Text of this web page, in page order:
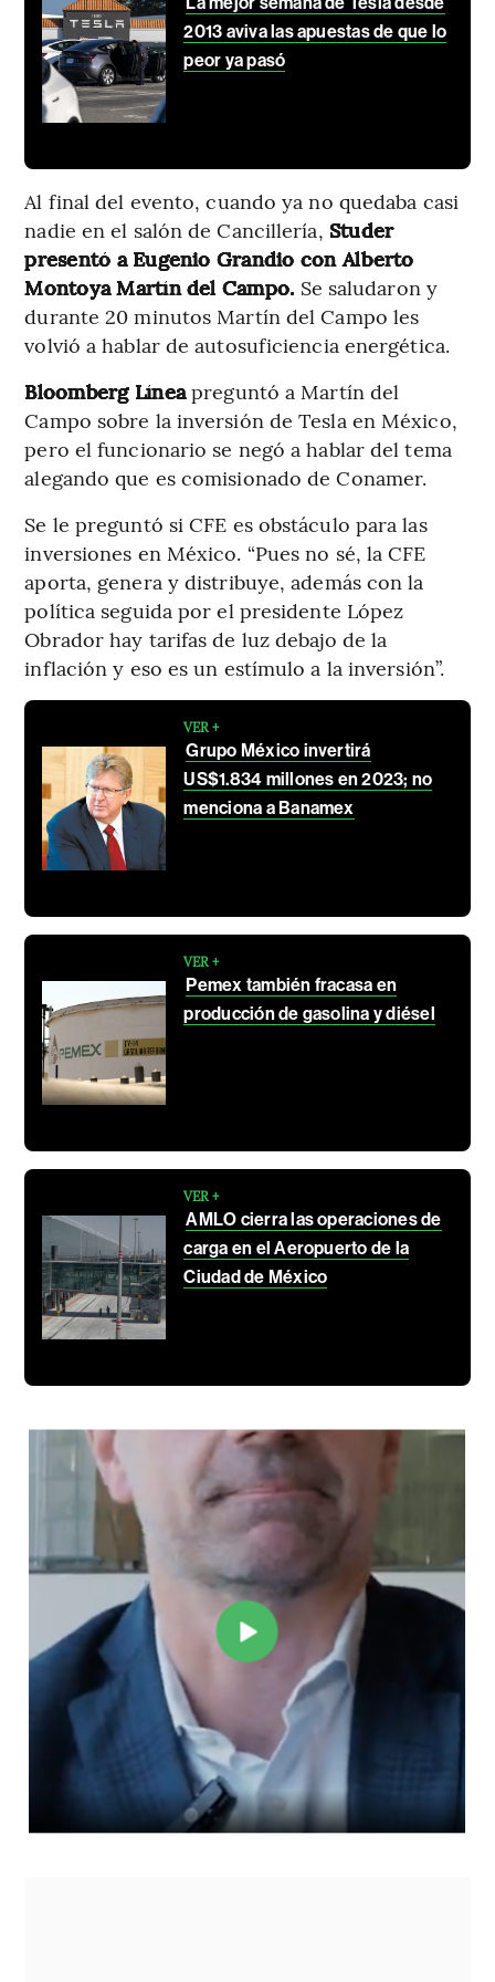
2013 aviva las apuestas de que lo
peor ya pasó
Al final del evento, cuando ya no quedaba casi
nadie en el salón de Cancillería, Studer
presentó a Eugenio Grandio con Alberto
Montoya Martín del Campo. Se saludaron y
durante 20 minutos Martín del Campo les
volvió a hablar de autosuficiencia energética.
Bloomberg Líneapreguntó a Martín del
Campo sobre la inversión de Tesla en México,
pero el funcionario se negó a hablar del tema
alegando que es comisionado de Conamer.
Se le preguntó si CFE es obstáculo para las
inversiones en México. “Pues no sé, la CFE
aporta, genera y distribuye, además con la
política seguida por el presidente López
Obrador hay tarifas de luz debajo de la
inflación y eso es un estímulo a la inversión”.
VER +
Grupo México invertirá
US$1.834 millones en 2023; no
menciona a Banamex
VER +
Pemex también fracasa en
producción de gasolina y diésel
VER +
AMLO cierra las operaciones de
carga en el Aeropuerto de la
Ciudad de México